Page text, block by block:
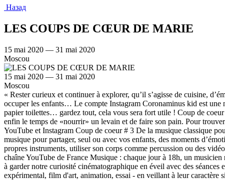
Назад
LES COUPS DE CŒUR DE MARIE
15 mai 2020 — 31 mai 2020
Moscou
15 mai 2020 — 31 mai 2020
Moscou
« Rester curieux et continuer à explorer, qu’il s’agisse de cuisine,
occuper les enfants… Le compte Instagram Coronaminus kid est une
papier toilettes… gardez tout, cela vous sera fort utile ! Coup de
enfin le temps de «nourrir» un levain et de faire son pain. Pour
YouTube et Instagram Coup de coeur # 3 De la musique classique
musique pour partager, seul ou avec vos enfants, des moments
propres instruments, utiliser son corps comme percussion ou des
chaîne YouTube de France Musique : chaque jour à 18h, un
à garder notre curiosité cinématographique en éveil avec des
expérimental, film d'art, animation, essai - en veillant à leur caractère